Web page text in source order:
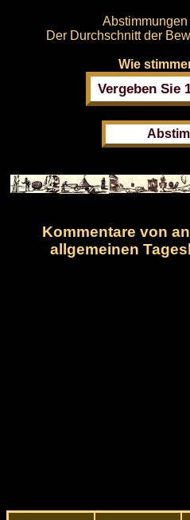
Abstimmungen
Der Durchschnitt der
Wie
Kommentare von
allgemeinen